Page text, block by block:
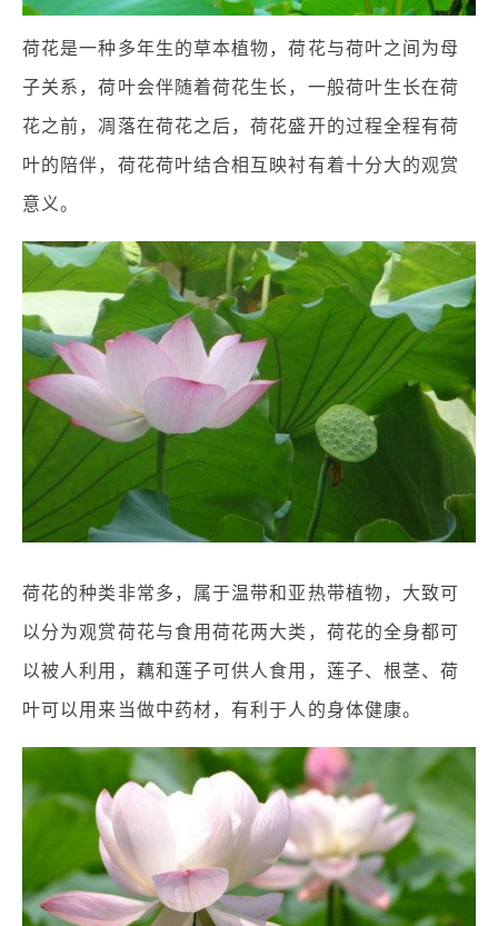
荷花是一种多年生的草本植物，荷花与荷叶之间为母
子关系，荷叶会伴随着荷花生长，一般荷叶生长在荷
花之前，凋落在荷花之后，荷花盛开的过程全程有荷
叶的陪伴，荷花荷叶结合相互映衬有着十分大的观赏
意义。
荷花的种类非常多，属于温带和亚热带植物，大致可
以分为观赏荷花与食用荷花两大类，荷花的全身都可
以被人利用，藕和莲子可供人食用，莲子、根茎、荷
叶可以用来当做中药材，有利于人的身体健康。